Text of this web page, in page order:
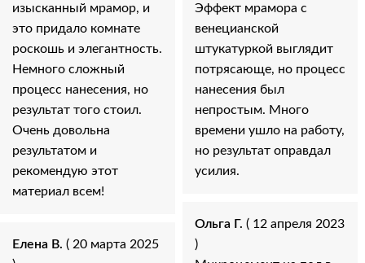
изысканный мрамор, и
это придало комнате
роскошь и элегантность.
Немного сложный
процесс нанесения, но
результат того стоил.
Очень довольна
результатом и
рекомендую этот
материал всем!
Елена В. ( 20 марта 2025
Эффект мрамора с
венецианской
штукатуркой выглядит
потрясающе, но процесс
нанесения был
непростым. Много
времени ушло на работу,
но результат оправдал
усилия.
Ольга Г. ( 12 апреля 2023
)